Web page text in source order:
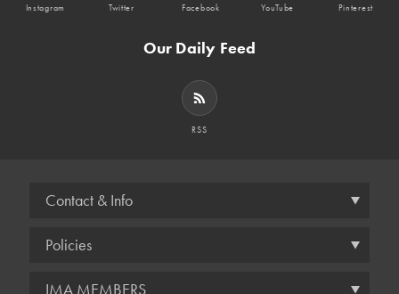
Instagram Twitter Facebook YouTube Pinterest
Our Daily Feed
RSS
Contact & Info
Policies
IMA MEMBERS